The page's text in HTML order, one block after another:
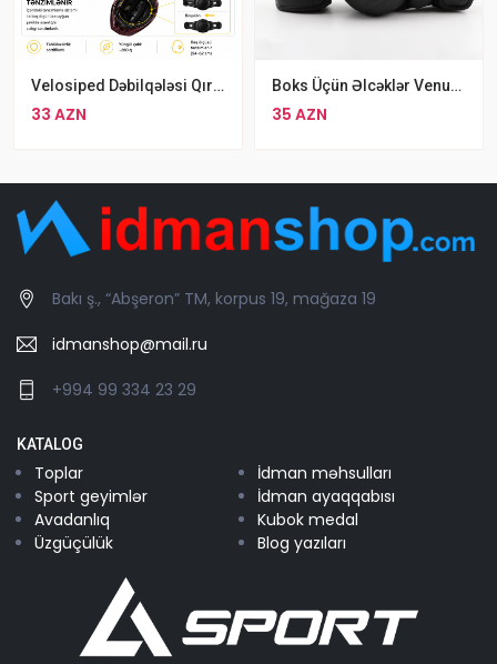
Velosiped Dəbilqələsi Qırmızı Rəng
33 AZN
Boks Üçün Əlcəklər Venum, S Ölçü
35 AZN
Bakı ş., “Abşeron” TM, korpus 19, mağaza 19
idmanshop@mail.ru
+994 99 334 23 29
KATALOG
Toplar
İdman məhsulları
Sport geyimlər
İdman ayaqqabısı
Avadanlıq
Kubok medal
Üzgüçülük
Blog yazıları